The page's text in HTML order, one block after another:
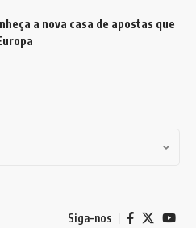
a nova casa de apostas que
Siga-nos